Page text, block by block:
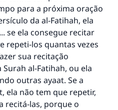
para a próxima oração
da al-Fatihah, ela
se ela consegue recitar
repeti-los quantas vezes
sua recitação
al-Fatihah, ou ela
outras ayaat. Se a
ela não tem que repetir,
recitá-las, porque o
1893)